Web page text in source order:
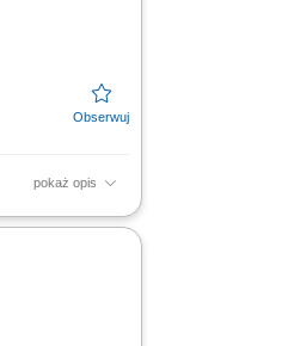
pokaż opis